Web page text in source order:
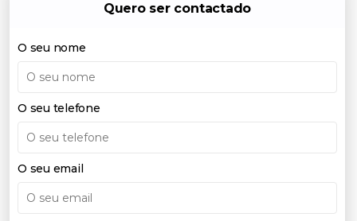
Quero ser contactado
O seu nome
O seu telefone
O seu email